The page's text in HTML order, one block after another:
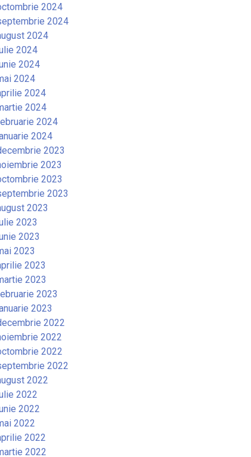
2024
2024
2024
2024
2024
2024
2024
2024
2024
2024
2023
2023
2023
2023
2023
2023
2023
2023
2023
2023
2023
2023
2022
2022
2022
2022
2022
2022
2022
2022
2022
2022